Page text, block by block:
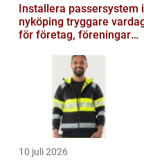
Installera passersystem i
nyköping tryggare vardag
för företag, föreningar
10 juli 2026